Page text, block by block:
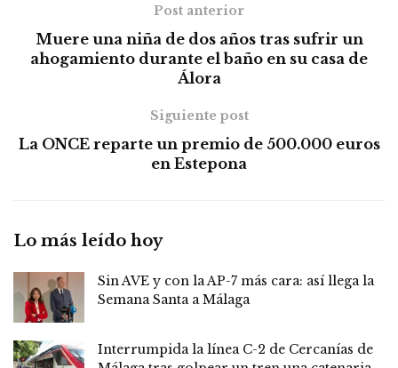
Post anterior
Muere una niña de dos años tras sufrir un
ahogamiento durante el baño en su casa de
Álora
Siguiente post
La ONCE reparte un premio de 500.000 euros
en Estepona
Lo más leído hoy
Sin AVE y con la AP-7 más cara: así llega la
Semana Santa a Málaga
Interrumpida la línea C-2 de Cercanías de